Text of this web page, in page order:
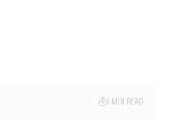
1 MIN READ